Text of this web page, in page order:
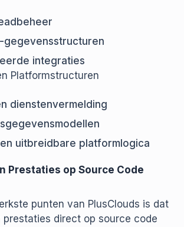
gegevensstructuren
integraties
Platformstructuren
dienstenvermelding
uitbreidbare platformlogica
Prestaties op Source Code
punten van PlusClouds is dat
prestaties direct op source code